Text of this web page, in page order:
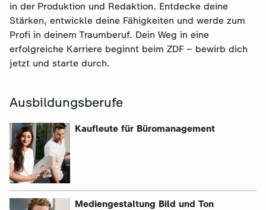
in der Produktion und Redaktion. Entdecke deine
Stärken, entwickle deine Fähigkeiten und werde zum
Profi in deinem Traumberuf. Dein Weg in eine
erfolgreiche Karriere beginnt beim ZDF – bewirb dich
jetzt und starte durch.
Ausbildungsberufe
Kaufleute für Büromanagement
Mediengestaltung Bild und Ton